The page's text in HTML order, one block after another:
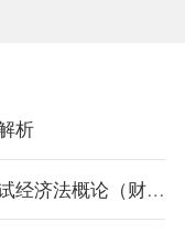
析
全国2017年10月高等教育自学考试经济法概论（财）试题及答案解析